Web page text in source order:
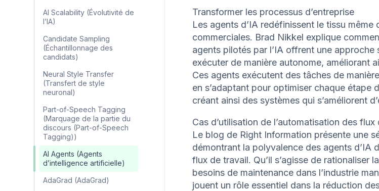
AI Scalability (Évolutivité de
l’IA)
Candidate Sampling
(Échantillonnage des
candidats)
Neural Style Transfer
(Transfert de style
neuronal)
Part-of-Speech Tagging
(Marquage de la partie du
discours (Part-of-Speech
Tagging))
AI Agents (Agents
d’intelligence artificielle)
AdaGrad (AdaGrad)
Transformer les processus d’entreprise
Les agents d’IA redéfinissent le tissu même
commerciales. Brad Nikkel explique
agents pilotés par l’IA offrent une approche
exécuter de manière autonome, améliorant
Ces agents exécutent des tâches de
en s’adaptant pour optimiser chaque étape
créant ainsi des systèmes qui s’améliorent
Cas d’utilisation de l’automatisation des flux
Le blog de Right Information présente une
démontrant la polyvalence des agents d’IA
flux de travail. Qu’il s’agisse de rationaliser
besoins de maintenance dans l’industrie
jouent un rôle essentiel dans la réduction